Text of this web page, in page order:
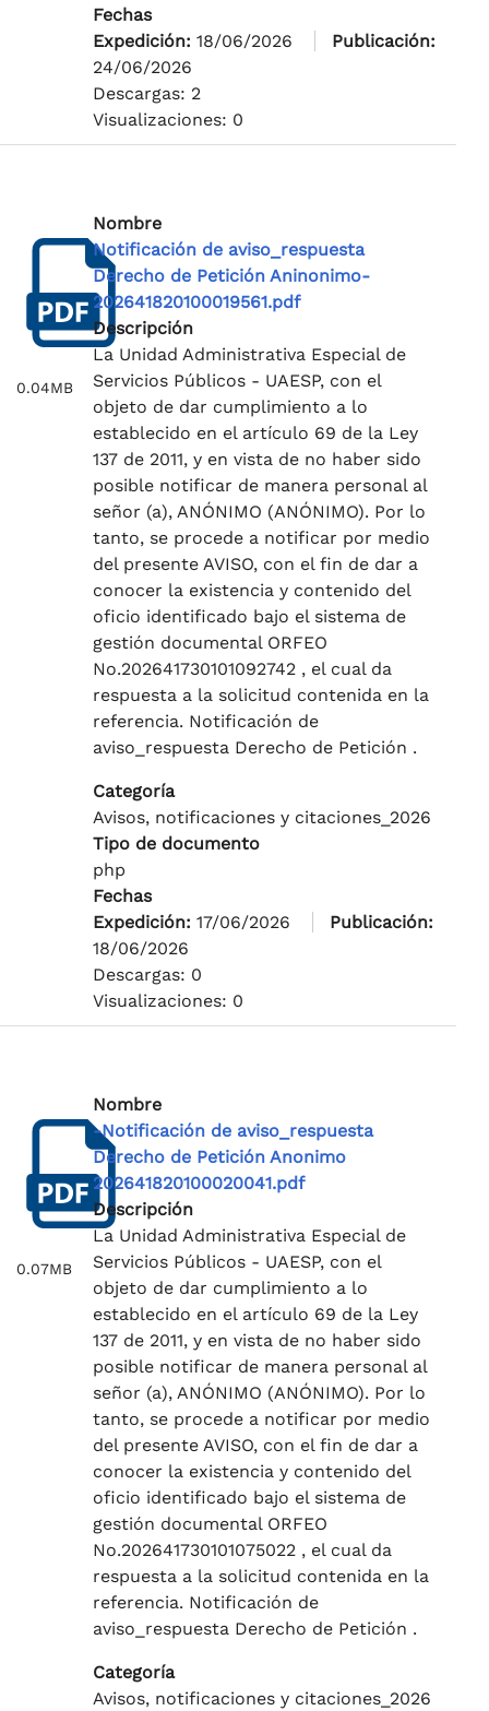
Fechas
Expedición: 18/06/2026
Publicación:
24/06/2026
Descargas: 2
Visualizaciones: 0
0.04MB
Nombre
Notificación de aviso_respuesta
Derecho de Petición Aninonimo-
202641820100019561.pdf
Descripción
La Unidad Administrativa Especial de
Servicios Públicos - UAESP, con el
objeto de dar cumplimiento a lo
establecido en el artículo 69 de la Ley
137 de 2011, y en vista de no haber sido
posible notificar de manera personal al
señor (a), ANÓNIMO (ANÓNIMO). Por lo
tanto, se procede a notificar por medio
del presente AVISO, con el fin de dar a
conocer la existencia y contenido del
oficio identificado bajo el sistema de
gestión documental ORFEO
No.202641730101092742 , el cual da
respuesta a la solicitud contenida en la
referencia. Notificación de
aviso_respuesta Derecho de Petición .
Categoría
Avisos, notificaciones y citaciones_2026
Tipo de documento
php
Fechas
Expedición: 17/06/2026
Publicación:
18/06/2026
Descargas: 0
Visualizaciones: 0
0.07MB
Nombre
-Notificación de aviso_respuesta
Derecho de Petición Anonimo
202641820100020041.pdf
Descripción
La Unidad Administrativa Especial de
Servicios Públicos - UAESP, con el
objeto de dar cumplimiento a lo
establecido en el artículo 69 de la Ley
137 de 2011, y en vista de no haber sido
posible notificar de manera personal al
señor (a), ANÓNIMO (ANÓNIMO). Por lo
tanto, se procede a notificar por medio
del presente AVISO, con el fin de dar a
conocer la existencia y contenido del
oficio identificado bajo el sistema de
gestión documental ORFEO
No.202641730101075022 , el cual da
respuesta a la solicitud contenida en la
referencia. Notificación de
aviso_respuesta Derecho de Petición .
Categoría
Avisos, notificaciones y citaciones_2026